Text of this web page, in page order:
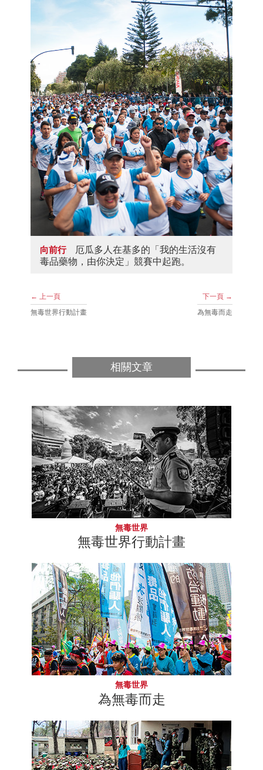
向前行
厄瓜多人在基多的「我的生活沒有
毒品藥物，由你決定」競賽中起跑。
← 上一頁
無毒世界行動計畫
下一頁 →
為無毒而走
相關文章
無毒世界
無毒世界行動計畫
無毒世界
為無毒而走